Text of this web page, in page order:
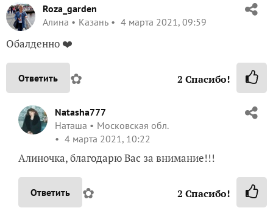
Roza_garden
Алина
Казань 4 марта 2021, 09:59
Обалденно ❤️
Ответить ✿ 2 Спасибо!
Natasha777
Наташа
Московская обл.
4 марта 2021, 10:22
Алиночка, благодарю Вас за внимание!!!
Ответить ✿ 2 Спасибо!